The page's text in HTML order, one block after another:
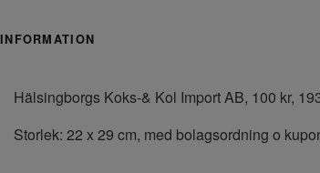
INFORMATION
Hälsingborgs Koks-& Kol Import AB, 100 kr,
Storlek: 22 x 29 cm, med bolagsordning o